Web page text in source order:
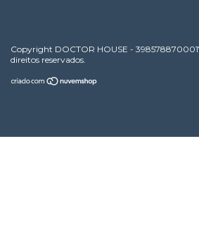
Copyright DOCTOR HOUSE -
direitos reservados.